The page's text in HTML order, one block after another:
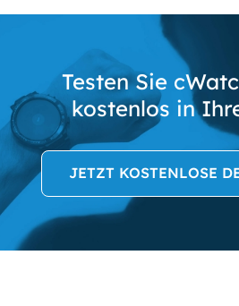
Testen Sie
kostenlos in
JETZT KOSTENLOSE